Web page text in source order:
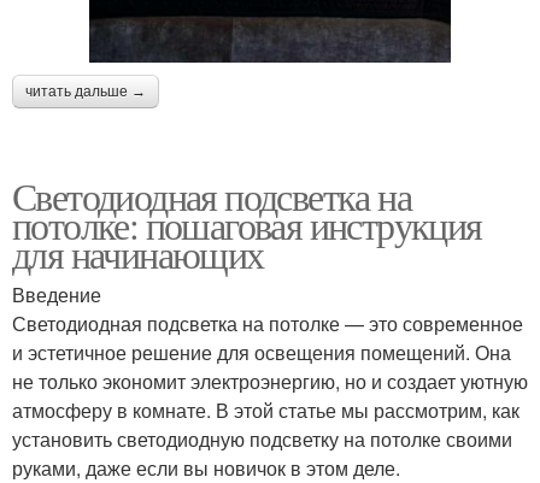
читать дальше →
Светодиодная подсветка на
потолке: пошаговая инструкция
для начинающих
Введение
Светодиодная подсветка на потолке — это современное
и эстетичное решение для освещения помещений. Она
не только экономит электроэнергию, но и создает уютную
атмосферу в комнате. В этой статье мы рассмотрим, как
установить светодиодную подсветку на потолке своими
руками, даже если вы новичок в этом деле.